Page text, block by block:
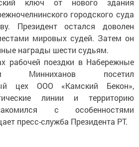
ключ от нового здания
городского суда
Президент остался доволен
мировых судей. Затем он
награды шести судьям.
рабочей поездки в Набережные
Минниханов посетил
цех ООО «Камский Бекон»,
линии и территорию
с особенностями
пресс-служба Президента РТ.